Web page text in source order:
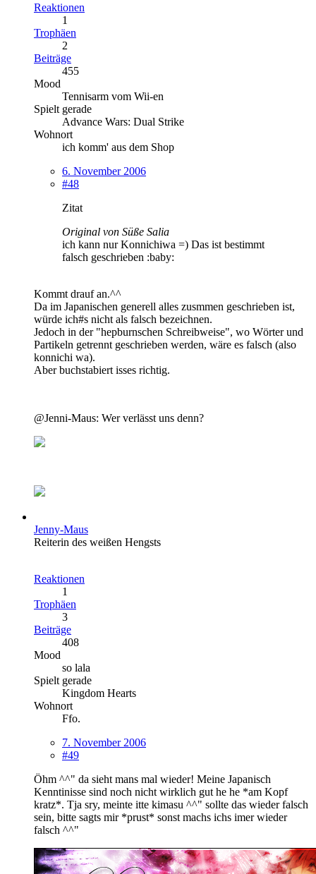
Reaktionen
1
Trophäen
2
Beiträge
455
Mood
Tennisarm vom Wii-en
Spielt gerade
Advance Wars: Dual Strike
Wohnort
ich komm' aus dem Shop
6. November 2006
#48
Zitat
Original von Süße Salia
ich kann nur Konnichiwa =) Das ist bestimmt
falsch geschrieben :baby:
Kommt drauf an.^^
Da im Japanischen generell alles zusmmen geschrieben ist,
würde ich#s nicht als falsch bezeichnen.
Jedoch in der "hepburnschen Schreibweise", wo Wörter und
Partikeln getrennt geschrieben werden, wäre es falsch (also
konnichi wa).
Aber buchstabiert isses richtig.
@Jenni-Maus: Wer verlässt uns denn?
Jenny-Maus
Reiterin des weißen Hengsts
Reaktionen
1
Trophäen
3
Beiträge
408
Mood
so lala
Spielt gerade
Kingdom Hearts
Wohnort
Ffo.
7. November 2006
#49
Öhm ^^" da sieht mans mal wieder! Meine Japanisch
Kenntinisse sind noch nicht wirklich gut he he *am Kopf
kratz*. Tja sry, meinte itte kimasu ^^" sollte das wieder falsch
sein, bitte sagts mir *prust* sonst machs ichs imer wieder
falsch ^^"